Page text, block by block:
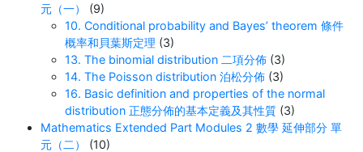
元（一）
(9)
10. Conditional probability and Bayes’ theorem 條件
概率和貝葉斯定理 (3)
13. The binomial distribution 二項分佈 (3)
14. The Poisson distribution 泊松分佈 (3)
16. Basic definition and properties of the normal
distribution 正態分佈的基本定義及其性質 (3)
Mathematics Extended Part Modules 2 數學 延伸部分 單
元（二）
(10)